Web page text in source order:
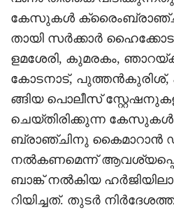
കേസുകൾ
തായി സർക്കാർ
ളമശേരി, കുമരകം,
കോടനാട്, പുത്തൻകുരിശ്,
ങ്ങിയ പൊലീസ്
ചെയ്തിരിക്കുന്ന
ബ്രാഞ്ചിനു കൈമാറാൻ
നൽകണമെന്ന്
ബാങ്ക് നൽകിയ
റിയിച്ചത്. തുടർ